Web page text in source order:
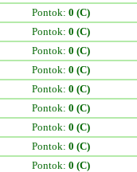
Pontok: 0 (C)
Pontok: 0 (C)
Pontok: 0 (C)
Pontok: 0 (C)
Pontok: 0 (C)
Pontok: 0 (C)
Pontok: 0 (C)
Pontok: 0 (C)
Pontok: 0 (C)